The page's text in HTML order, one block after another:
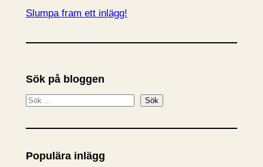
Slumpa fram ett inlägg!
Sök på bloggen
S
k
Sök
Populära inlägg